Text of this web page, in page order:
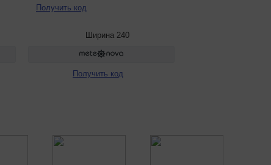
Получить код
Ширина 240
Получить код